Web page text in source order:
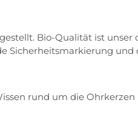
Bio-Qualität ist
Sicherheitsmarkierung
rund um die